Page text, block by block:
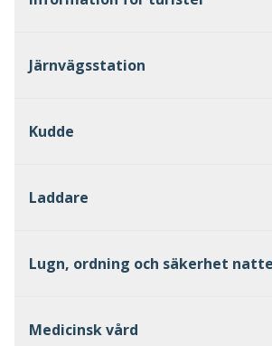
Järnvägsstation
Kudde
Laddare
Lugn, ordning och säkerhet
Medicinsk vård